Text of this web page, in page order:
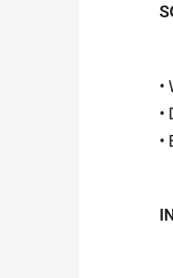
•
•
•